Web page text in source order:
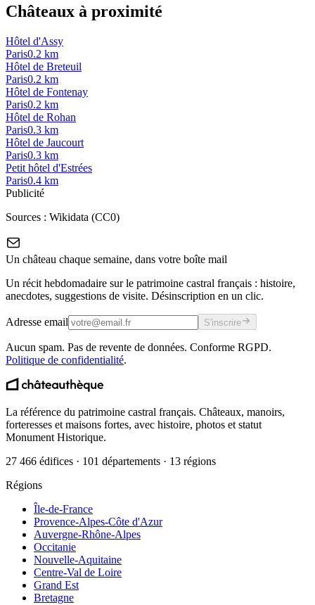
Châteaux à proximité
Hôtel d'Assy
Paris0.2 km
Hôtel de Breteuil
Paris0.2 km
Hôtel de Fontenay
Paris0.2 km
Hôtel de Rohan
Paris0.3 km
Hôtel de Jaucourt
Paris0.3 km
Petit hôtel d'Estrées
Paris0.4 km
Publicité
Sources : Wikidata (CC0)
Un château chaque semaine, dans votre boîte mail
Un récit hebdomadaire sur le patrimoine castral français : histoire,
anecdotes, suggestions de visite. Désinscription en un clic.
Adresse email S'inscrire
Aucun spam. Pas de revente de données. Conforme RGPD.
Politique de confidentialité.
La référence du patrimoine castral français. Châteaux, manoirs,
forteresses et maisons fortes, avec histoire, photos et statut
Monument Historique.
27 466 édifices · 101 départements · 13 régions
Régions
Île-de-France
Provence-Alpes-Côte d'Azur
Auvergne-Rhône-Alpes
Occitanie
Nouvelle-Aquitaine
Centre-Val de Loire
Grand Est
Bretagne